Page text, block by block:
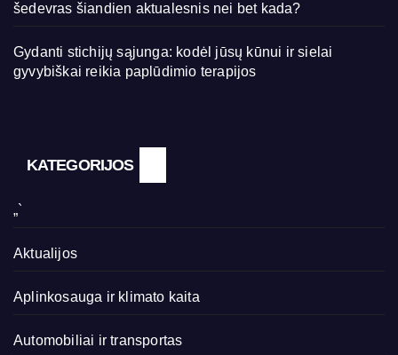
šedevras šiandien aktualesnis nei bet kada?
Gydanti stichijų sąjunga: kodėl jūsų kūnui ir sielai
gyvybiškai reikia paplūdimio terapijos
KATEGORIJOS
„`
Aktualijos
Aplinkosauga ir klimato kaita
Automobiliai ir transportas